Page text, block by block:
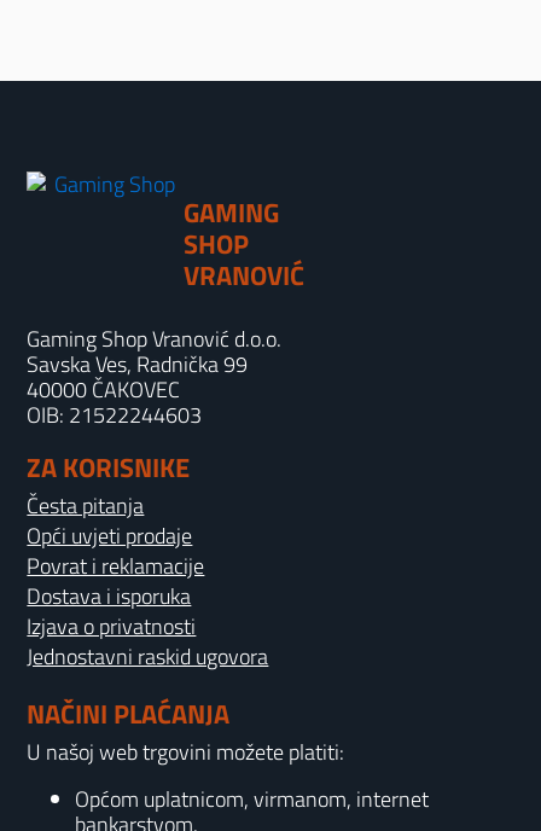
GAMING
SHOP
VRANOVIĆ
Gaming Shop Vranović d.o.o.
Savska Ves, Radnička 99
40000 ČAKOVEC
OIB: 21522244603
ZA KORISNIKE
Česta pitanja
Opći uvjeti prodaje
Povrat i reklamacije
Dostava i isporuka
Izjava o privatnosti
Jednostavni raskid ugovora
NAČINI PLAĆANJA
U našoj web trgovini možete platiti:
Općom uplatnicom, virmanom, internet
bankarstvom.